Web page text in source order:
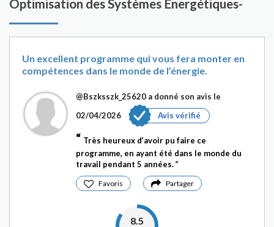
Optimisation des Systèmes Energétiques-
Un excellent programme qui vous fera monter en
compétences dans le monde de l’énergie.
@Bszksszk_25620 a donné son avis le
02/04/2026
Avis vérifié
Très heureux d’avoir pu faire ce
programme, en ayant été dans le monde du
travail pendant 5 années.
Favoris Partager
8.5